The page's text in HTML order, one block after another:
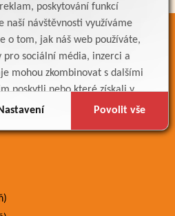
poskytování funkcí
naší návštěvnosti využíváme
o tom, jak náš web používáte,
sociální média, inzerci a
mohou zkombinovat s dalšími
poskytli nebo které získali v
jejich služby.
Povolit vše